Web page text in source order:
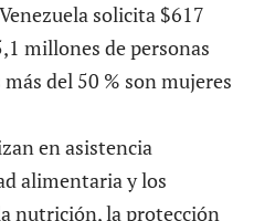
solicita $617
millones de personas
del 50 % son mujeres
en asistencia
alimentaria y los
nutrición, la protección